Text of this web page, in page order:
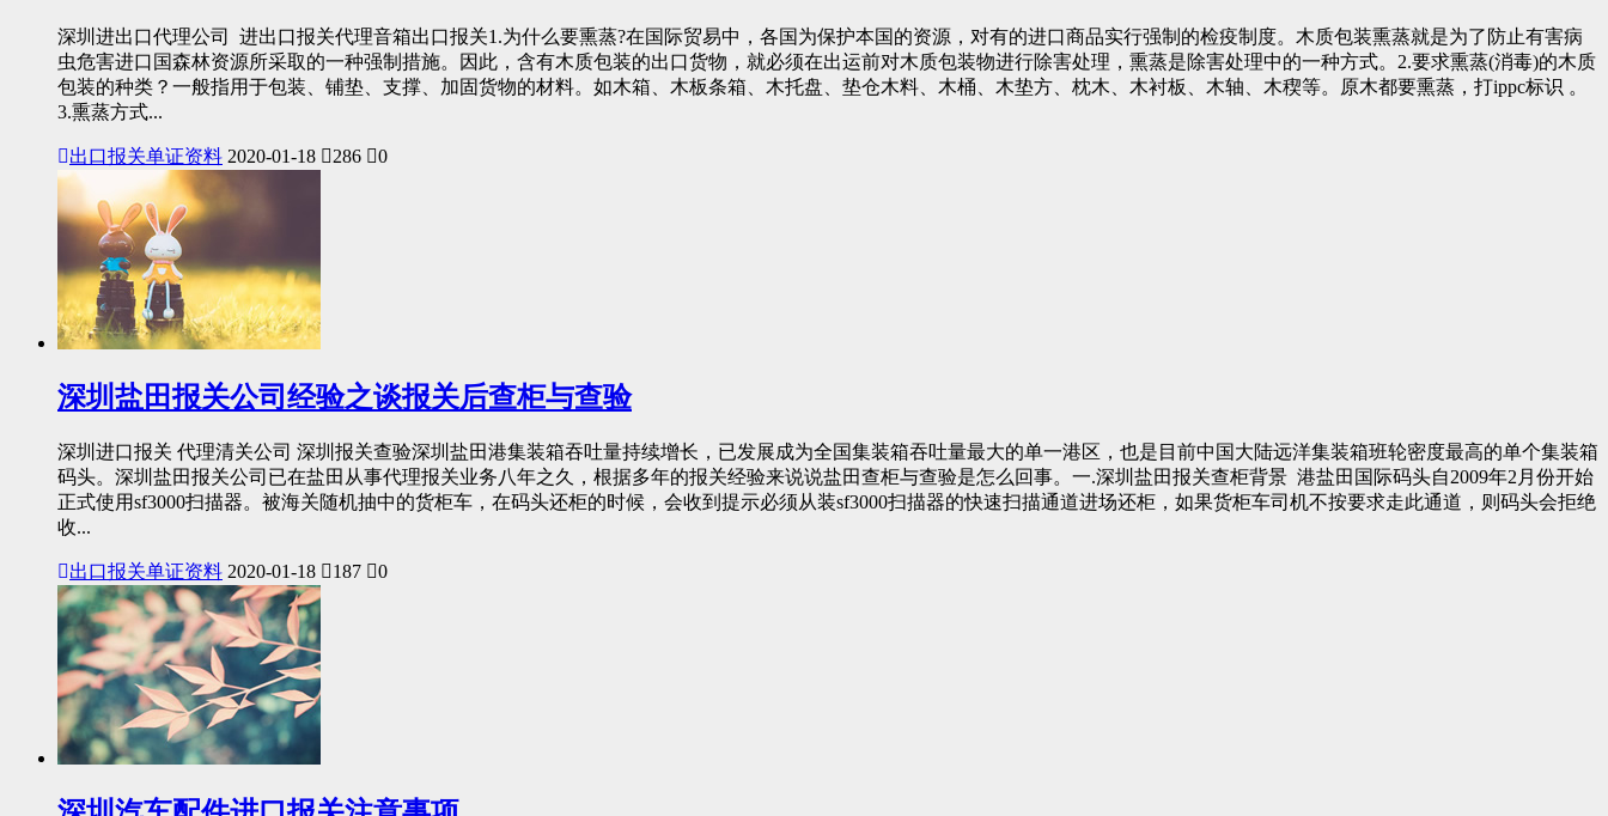
深圳进出口代理公司 进出口报关代理音箱出口报关1.为什么要熏蒸?在国际贸易中，各国为保护本国的资源，对有的进口商品实行强制的检疫制度。木质包装熏蒸就是为了防止有害病
虫危害进口国森林资源所采取的一种强制措施。因此，含有木质包装的出口货物，就必须在出运前对木质包装物进行除害处理，熏蒸是除害处理中的一种方式。2.要求熏蒸(消毒)的木质
包装的种类？一般指用于包装、铺垫、支撑、加固货物的材料。如木箱、木板条箱、木托盘、垫仓木料、木桶、木垫方、枕木、木衬板、木轴、木稧等。原木都要熏蒸，打ippc标识 。
3.熏蒸方式...
出口报关单证资料 2020-01-18 286 0
深圳盐田报关公司经验之谈报关后查柜与查验
深圳进口报关 代理清关公司 深圳报关查验深圳盐田港集装箱吞吐量持续增长，已发展成为全国集装箱吞吐量最大的单一港区，也是目前中国大陆远洋集装箱班轮密度最高的单个集装箱
码头。深圳盐田报关公司已在盐田从事代理报关业务八年之久，根据多年的报关经验来说说盐田查柜与查验是怎么回事。一.深圳盐田报关查柜背景 港盐田国际码头自2009年2月份开始
正式使用sf3000扫描器。被海关随机抽中的货柜车，在码头还柜的时候，会收到提示必须从装sf3000扫描器的快速扫描通道进场还柜，如果货柜车司机不按要求走此通道，则码头会拒绝
收...
出口报关单证资料 2020-01-18 187 0